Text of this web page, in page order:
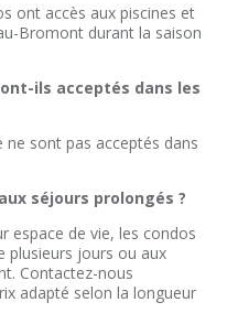
ont accès aux piscines et
Bromont durant la saison
ils acceptés dans les
sont pas acceptés dans
séjours prolongés ?
espace de vie, les condos
plusieurs jours ou aux
Contactez-nous
adapté selon la longueur